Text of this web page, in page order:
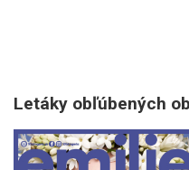
Letáky obľúbených